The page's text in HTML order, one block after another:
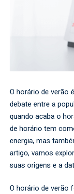
O horário de verão
debate entre a
quando acaba o
de horário tem
energia, mas
artigo, vamos
suas origens e a
O horário de verão